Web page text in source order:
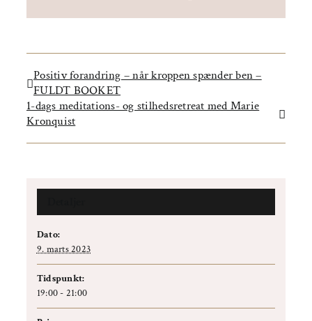
Positiv forandring – når kroppen spænder ben –
FULDT BOOKET
1-dags meditations- og stilhedsretreat med Marie
Kronquist
Dato:
9. marts 2023
Tidspunkt:
19:00 - 21:00